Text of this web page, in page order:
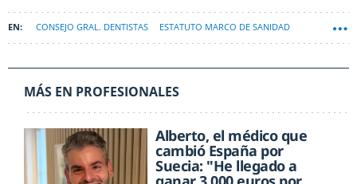
CONSEJO GRAL. DENTISTAS ESTATUTO MARCO DE SANIDAD
MÁS EN PROFESIONALES
Alberto, el médico que
cambió España por
Suecia: "He llegado a